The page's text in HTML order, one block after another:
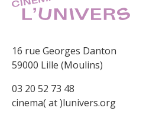
16 rue Georges Danton
59000 Lille (Moulins)
03 20 52 73 48
cinema( at )lunivers.org